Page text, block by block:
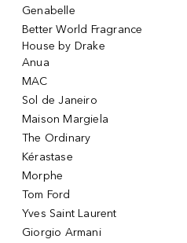
Genabelle
Better World Fragrance
House by Drake
Anua
MAC
Sol de Janeiro
Maison Margiela
The Ordinary
Kérastase
Morphe
Tom Ford
Yves Saint Laurent
Giorgio Armani